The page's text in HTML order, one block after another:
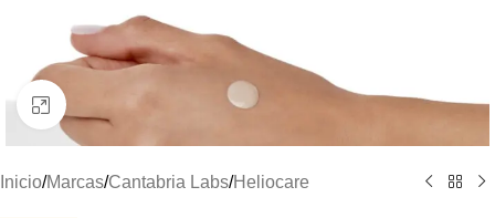
Clic para ampliar
Inicio/Marcas/Cantabria Labs/Heliocare